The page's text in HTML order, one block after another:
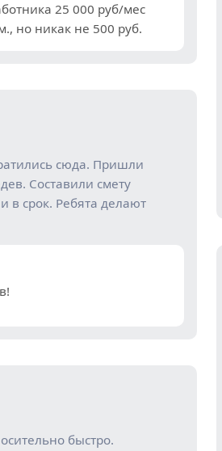
25 000 руб/мес
но никак не 500 руб.
сюда. Пришли
Составили смету
в срок. Ребята делают
быстро.